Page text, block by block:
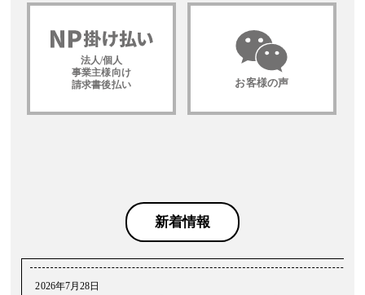
法人/個人
事業主様向け
請求書後払い
お客様の声
新着情報
2026年7月28日